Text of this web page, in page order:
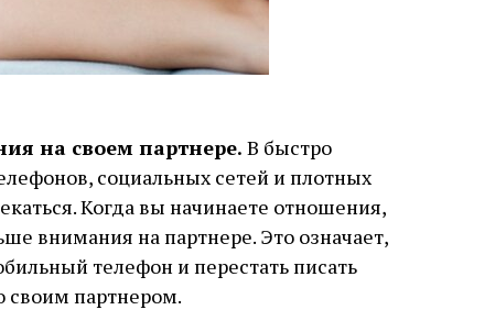
на своем партнере. В быстро
социальных сетей и плотных
Когда вы начинаете отношения,
внимания на партнере. Это означает,
телефон и перестать писать
своим партнером.